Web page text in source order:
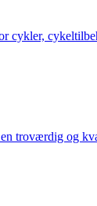
cykler,
troværdig og